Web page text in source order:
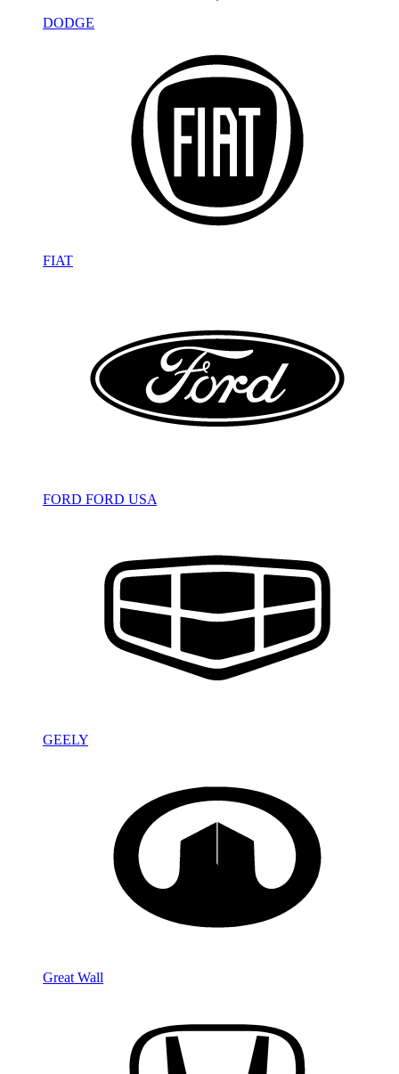
DODGE
FIAT
FORD FORD USA
GEELY
Great Wall